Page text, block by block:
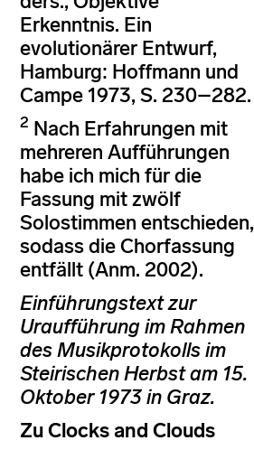
Erkenntnis. Ein
evolutionärer Entwurf,
Hamburg: Hoffmann und
Campe 1973, S. 230–282.
2 Nach Erfahrungen mit
mehreren Aufführungen
habe ich mich für die
Fassung mit zwölf
Solostimmen entschieden,
sodass die Chorfassung
entfällt (Anm. 2002).
Einführungstext zur
Uraufführung im Rahmen
des Musikprotokolls im
Steirischen Herbst am 15.
Oktober 1973 in Graz.
Zu Clocks and Clouds